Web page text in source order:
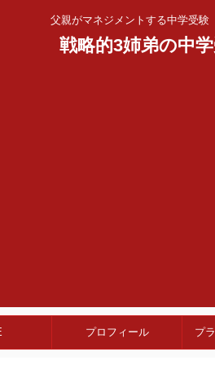
父親がマネジメントする中学受
戦略的3姉弟の中
プロフィール プ